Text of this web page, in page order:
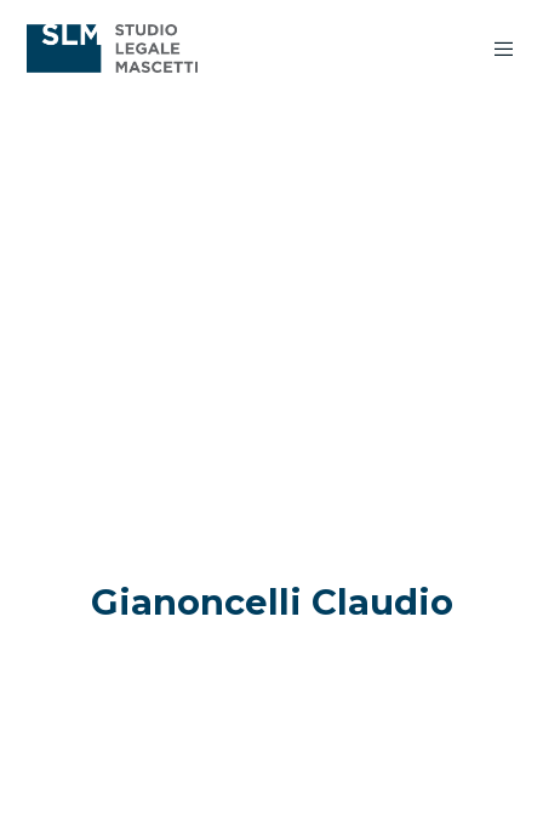
Gianoncelli Claudio